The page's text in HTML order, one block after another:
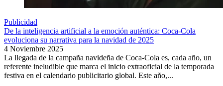
Publicidad
De la inteligencia artificial a la emoción auténtica: Coca-Cola
evoluciona su narrativa para la navidad de 2025
4 Noviembre 2025
La llegada de la campaña navideña de Coca-Cola es, cada año, un
referente ineludible que marca el inicio extraoficial de la temporada
festiva en el calendario publicitario global. Este año,...